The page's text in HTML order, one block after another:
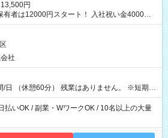
円
者は12000円スタート！ 入社祝い金4000円
期間なし
社
（休憩60分） 残業はありません。 ※短期の
ません。予めご了承くださいませ。
払いOK / 副業・WワークOK / 10名以上の大量